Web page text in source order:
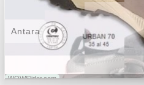
WOWSlider.com
Antara